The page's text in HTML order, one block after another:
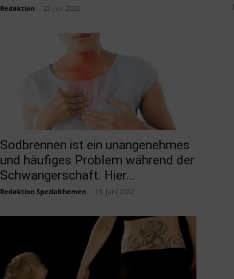
Redaktion 22. Juli 2022
Sodbrennen ist ein unangenehmes
und häufiges Problem während der
Schwangerschaft. Hier...
Redaktion Spezialthemen 19. Juni 2022